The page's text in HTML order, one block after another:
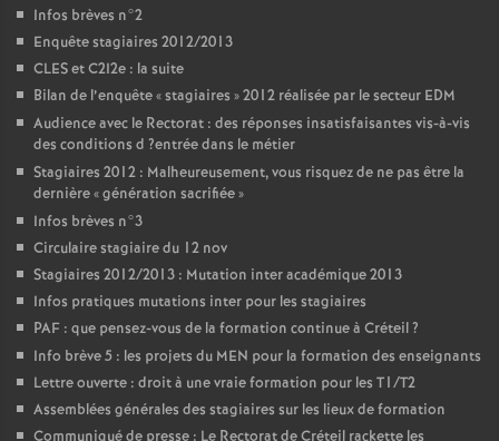
Infos brèves n°2
Enquête stagiaires 2012/2013
CLESet C2I2e : la suite
Bilan de l’enquête «stagiaires » 2012 réalisée par le secteur EDM
Audience avec le Rectorat : des réponses insatisfaisantes vis-à-vis
des conditions d ?entrée dans le métier
Stagiaires 2012 : Malheureusement, vous risquez de ne pas être la
dernière «génération sacrifiée»
Infos brèves n°3
Circulaire stagiaire du 12 nov
Stagiaires 2012/2013 : Mutation inter académique 2013
Infos pratiques mutations inter pour les stagiaires
PAF : que pensez-vous de la formation continue à Créteil?
Info brève 5 : les projets du MEN pour la formation des enseignants
Lettre ouverte : droit à une vraie formation pour les T1/T2
Assemblées générales des stagiaires sur les lieux de formation